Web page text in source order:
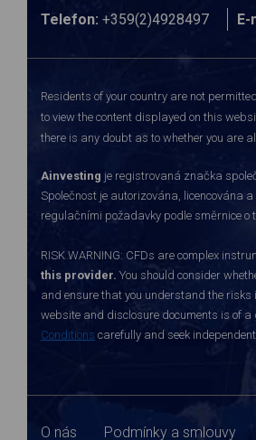
Telefon: +359(2)4928497 E-
Residents of your country are not
to view the content displayed on this
there is any doubt as to whether you are
Ainvesting je registrovaná značka
Společnost je autorizována, licencována
regulačními požadavky podle směrnice o
RISK WARNING: CFDs are complex
this provider. You should consider
and ensure that you understand the risks
website and disclosure documents is of a
Conditions carefully and seek
O nás Podmínky a smlouvy